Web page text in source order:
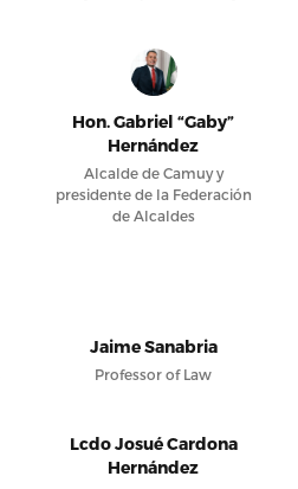
Hon. Gabriel “Gaby”
Hernández
Alcalde de Camuy y
presidente de la Federación
de Alcaldes
Jaime Sanabria
Professor of Law
Lcdo Josué Cardona
Hernández